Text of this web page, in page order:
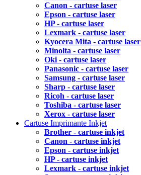
Canon - cartuse laser
Epson - cartuse laser
HP - cartuse laser
Lexmark - cartuse laser
Kyocera Mita - cartuse laser
Minolta - cartuse laser
Oki - cartuse laser
Panasonic - cartuse laser
Samsung - cartuse laser
Sharp - cartuse laser
Ricoh - cartuse laser
Toshiba - cartuse laser
Xerox - cartuse laser
Cartuse Imprimante Inkjet
Brother - cartuse inkjet
Canon - cartuse inkjet
Epson - cartuse inkjet
HP - cartuse inkjet
Lexmark - cartuse inkjet